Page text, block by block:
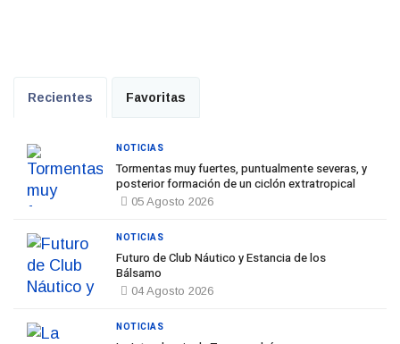
Recientes Favoritas
Tormentas muy fuertes, puntualmente severas, y
posterior formación de un ciclón extratropical
05 Agosto 2026
NOTICIAS
Futuro de Club Náutico y Estancia de los
Bálsamo
04 Agosto 2026
NOTICIAS
NOTICIAS